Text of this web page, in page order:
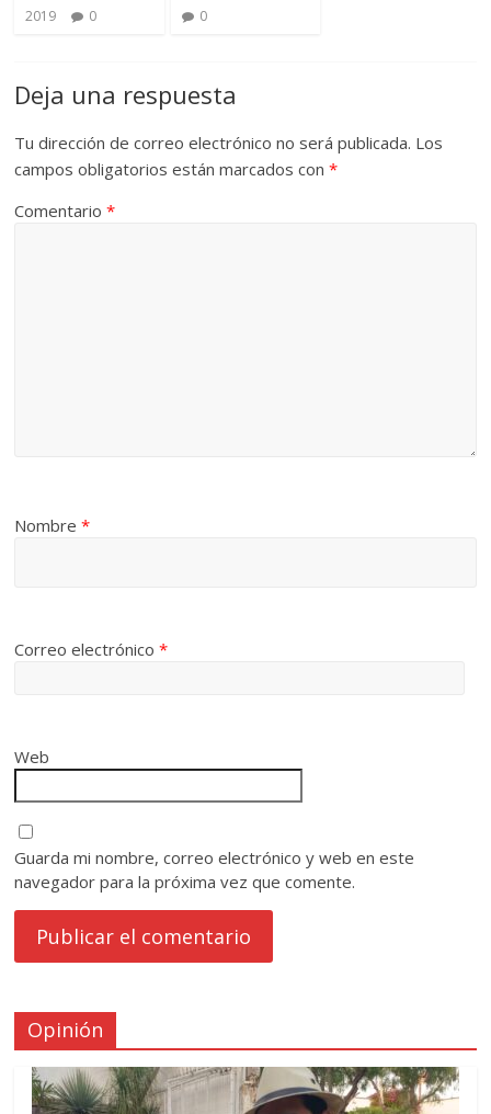
2019
0
0
Deja una respuesta
Tu dirección de correo electrónico no será publicada. Los
campos obligatorios están marcados con*
Comentario*
Nombre*
Correo electrónico*
Web
Guarda mi nombre, correo electrónico y web en este
navegador para la próxima vez que comente.
Opinión